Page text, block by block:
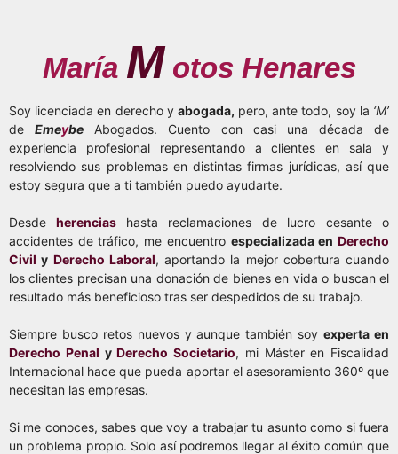
María M otos Henares
Soy licenciada en derecho y abogada, pero, ante todo, soy la ‘M’
deEmeybe Abogados. Cuento con casi una década de
experiencia profesional representando a clientes en sala y
resolviendo sus problemas en distintas firmas jurídicas, así que
estoy segura que a ti también puedo ayudarte.
Desdeherencias
hasta reclamaciones de lucro cesante o
accidentes de tráfico, me encuentro especializada enDerecho
Civil y Derecho Laboral, aportando la mejor cobertura cuando
los clientes precisan una donación de bienes en vida o buscan el
resultado más beneficioso tras ser despedidos de su trabajo.
Siempre busco retos nuevos y aunque también soyexperta en
Derecho Penal yDerecho Societario, mi Máster en Fiscalidad
Internacional hace que pueda aportar el asesoramiento 360º que
necesitan las empresas.
Si me conoces, sabes que voy a trabajar tu asunto como si fuera
un problema propio. Solo así podremos llegar al éxito común que